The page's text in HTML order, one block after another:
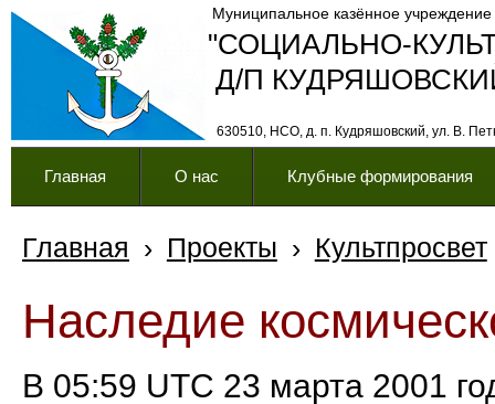
"СОЦИАЛЬНО-
630510, НСО, д. п. Кудряшовский, ул. В.
Муниципальное казённое учреждение
Д/П
Главная О нас Клубные формирования
Главная › Проекты › Культпросвет
Наследие
В 05:59 UTC 23 марта 2001